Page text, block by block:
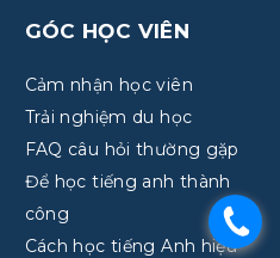
GÓC HỌC VIÊN
Cảm nhận học viên
Trải nghiệm du học
FAQ câu hỏi thường gặp
Để học tiếng anh thành
công
Cách học tiếng Anh hiệu
.